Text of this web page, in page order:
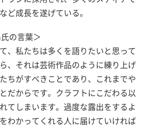
ど成長を遂げている。
の言葉＞
、私たちは多くを語りたいと思って
、それは芸術作品のように練り上げ
ちがすべきことであり、これまでや
だからです。クラフトにこだわる以
てしまいます。過度な露出をするよ
わかってくれる人に届けていければ